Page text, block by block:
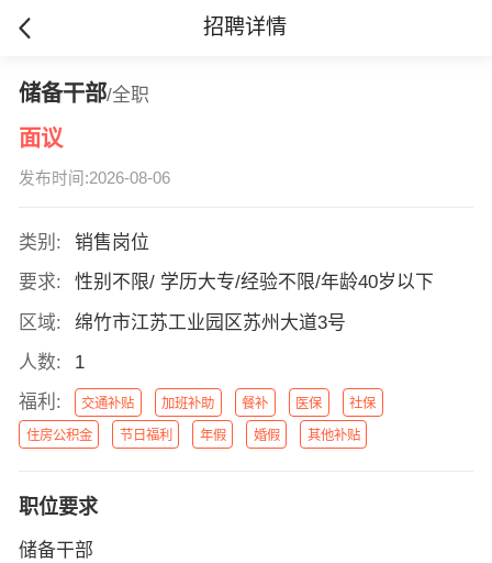
招聘详情
储备干部/全职
面议
发布时间:2026-08-06
类别:
销售岗位
要求:
性别不限/ 学历大专/经验不限/年龄40岁以下
区域:
绵竹市江苏工业园区苏州大道3号
人数:
1
福利:
交通补贴 加班补助 餐补 医保 社保
住房公积金 节日福利 年假 婚假 其他补贴
职位要求
储备干部